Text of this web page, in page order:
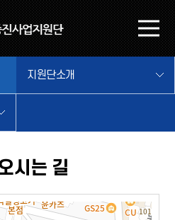
메
뉴
기
지원단소개
시는 길